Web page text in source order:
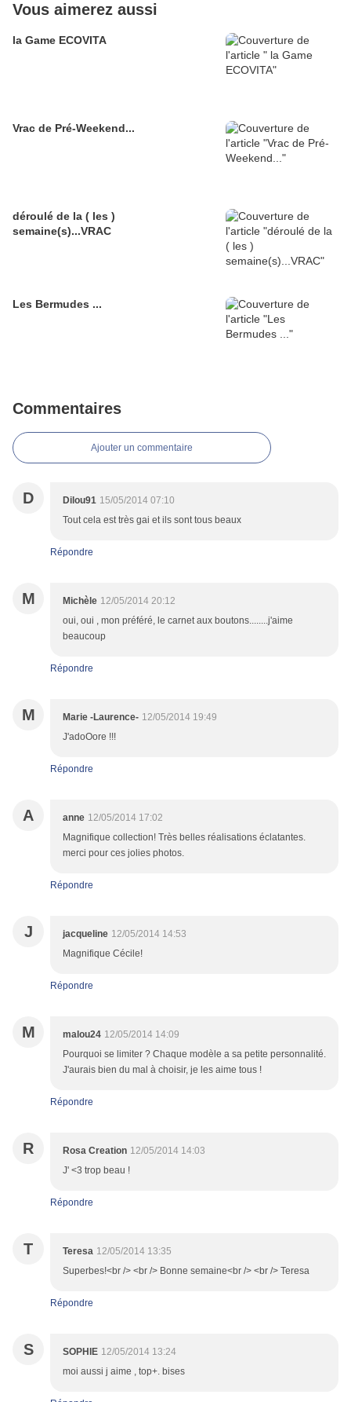
Vous aimerez aussi
la Game ECOVITA
Vrac de Pré-Weekend...
déroulé de la ( les )
semaine(s)...VRAC
Les Bermudes ...
Commentaires
Ajouter un commentaire
D Dilou91 15/05/2014 07:10
Tout cela est très gai et ils sont tous beaux
Répondre
M Michèle 12/05/2014 20:12
oui, oui , mon préféré, le carnet aux boutons........j'aime
beaucoup
Répondre
M Marie -Laurence- 12/05/2014 19:49
J'adoOore !!!
Répondre
A anne 12/05/2014 17:02
Magnifique collection! Très belles réalisations éclatantes.
merci pour ces jolies photos.
Répondre
J jacqueline 12/05/2014 14:53
Magnifique Cécile!
Répondre
M malou24 12/05/2014 14:09
Pourquoi se limiter ? Chaque modèle a sa petite personnalité.
J'aurais bien du mal à choisir, je les aime tous !
Répondre
R Rosa Creation 12/05/2014 14:03
J' <3 trop beau !
Répondre
T Teresa 12/05/2014 13:35
Superbes!<br /> <br /> Bonne semaine<br /> <br /> Teresa
Répondre
S SOPHIE 12/05/2014 13:24
moi aussi j aime , top+. bises